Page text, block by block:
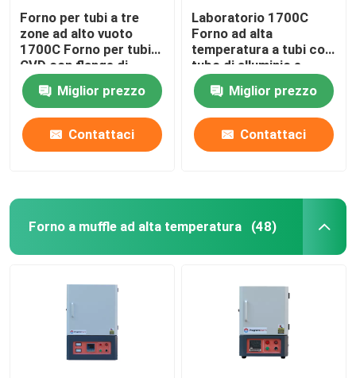
Forno per tubi a tre
zone ad alto vuoto
1700C Forno per tubi
CVD con flange di
raffreddamento ad
acqua Miglior prezzo
Contattaci
Laboratorio 1700C
Forno ad alta
temperatura a tubi con
tubo di alluminio e
flange di sigillamento
Miglior prezzo
Contattaci
Forno a muffle ad alta temperatura (48)